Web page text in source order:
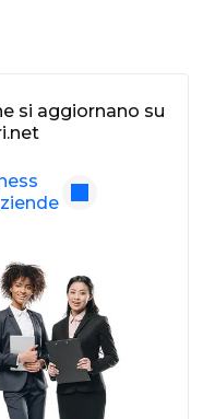
si aggiornano su